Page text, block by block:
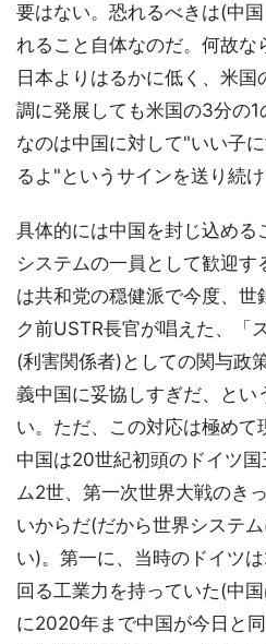
要はない。恐れるべきは(中
れること自体なのだ。何故な
日本よりはるかに低く、米
調に発展しても米国の3分の
なのは中国に対して"いい子
るよ"というサインを送り続け
具体的には中国を封じ込める
システムの一員として歓迎
は共和党の穏健派で今度、世
ク前USTR長官が唱えた、「
(利害関係者)としての関与政
義中国に妥協しすぎだ、とい
い。ただ、この対応は極めて
中国は20世紀初頭のドイツ
ム2世、第一次世界大戦のき
いからだ(だから世界システ
い)。第一に、当時のドイツ
回る工業力を持っていた(中
に2020年まで中国が今日と